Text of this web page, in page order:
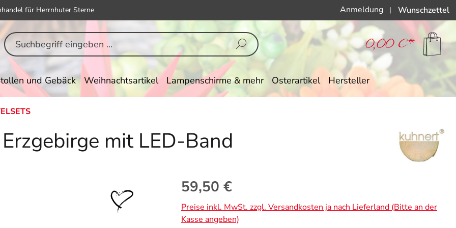
für Herrnhuter Sterne Anmeldung | Wunschzettel
0,00 €*
und Gebäck Weihnachtsartikel Lampenschirme & mehr Osterartikel Hersteller
mit LED-Band
Regulärer Preis:
59,50 €
Preise inkl. MwSt. zzgl. Versandkosten ja nach Lieferland (Bitte an der
Kasse angeben)